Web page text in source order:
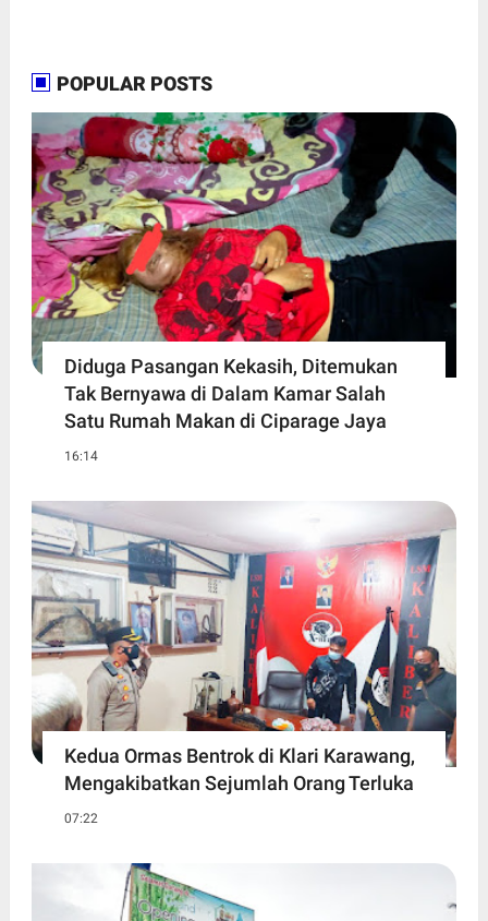
POPULAR POSTS
Diduga Pasangan Kekasih, Ditemukan
Tak Bernyawa di Dalam Kamar Salah
Satu Rumah Makan di Ciparage Jaya
16:14
Kedua Ormas Bentrok di Klari Karawang,
Mengakibatkan Sejumlah Orang Terluka
07:22